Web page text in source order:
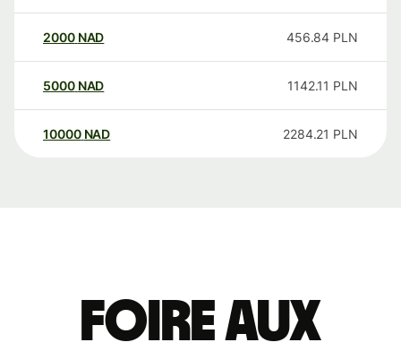
2000 NAD 456.84 PLN
5000 NAD 1142.11 PLN
10000 NAD 2284.21 PLN
Foire aux